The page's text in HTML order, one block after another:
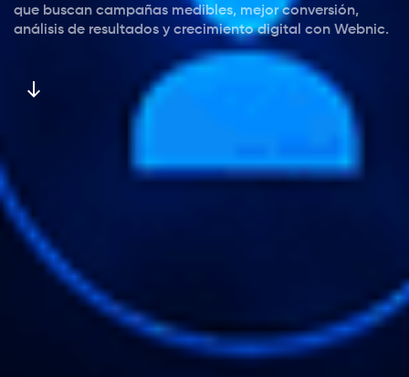
que buscan campañas medibles, mejor conversión,
análisis de resultados y crecimiento digital con Webnic.